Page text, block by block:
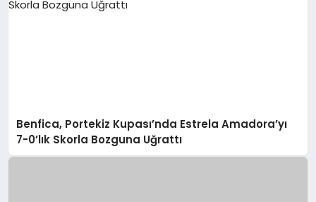
Benfica, Portekiz Kupası’nda Estrela Amadora’yı
7-0’lık Skorla Bozguna Uğrattı